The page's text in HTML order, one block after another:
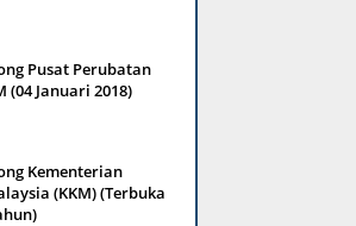
Pusat Perubatan
(04 Januari 2018)
Kementerian
(KKM) (Terbuka